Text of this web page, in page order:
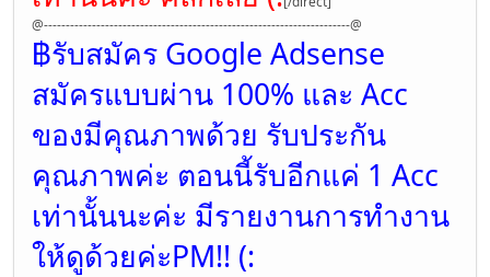
@----------------------------------------------------------------------@
฿รับสมัคร Google Adsense
สมัครแบบผ่าน 100% และ Acc
ของมีคุณภาพด้วย รับประกัน
คุณภาพค่ะ ตอนนี้รับอีกแค่ 1 Acc
เท่านั้นนะค่ะ มีรายงานการทำงาน
ให้ดูด้วยค่ะPM!! (: